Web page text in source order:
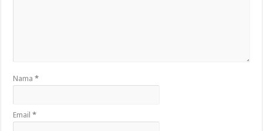
Nama*
Email*